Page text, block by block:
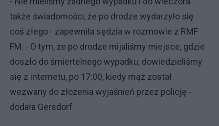
także świadomości, że po drodze wydarzyło się
coś złego - zapewniła sędzia w rozmowie z RMF
FM. - O tym, że po drodze mijaliśmy miejsce, gdzie
doszło do śmiertelnego wypadku, dowiedzieliśmy
się z internetu, po 17:00, kiedy mąż został
wezwany do złożenia wyjaśnień przez policję -
dodała Gersdorf.